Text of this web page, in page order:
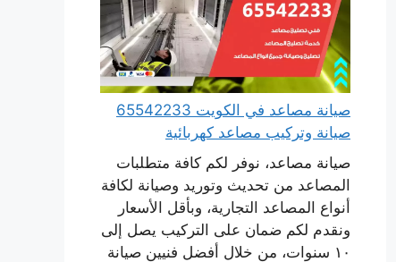
صيانة مصاعد في الكويت 65542233
صيانة وتركيب مصاعد كهربائية
صيانة مصاعد، نوفر لكم كافة متطلبات
المصاعد من تحديث وتوريد وصيانة لكافة
أنواع المصاعد التجارية، وبأقل الأسعار
ونقدم لكم ضمان على التركيب يصل إلى
١٠ سنوات، من خلال أفضل فنيين صيانة